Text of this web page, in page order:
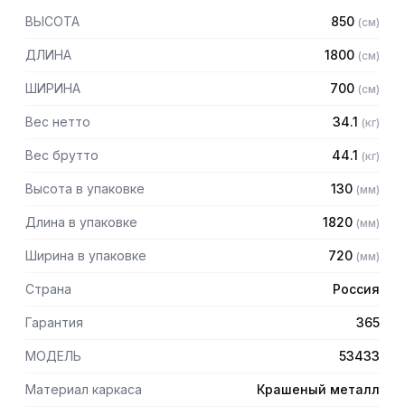
толщиной 0,8 мм
— Каркас разборный из уголка 40х40 толщиной 2 мм,
покрытого порошковой краской серого цвета
— Полка-решетка из крашенного металла толщиной 2 мм
— Стол поставляется в разобранном виде
ВЫСОТА 850 (см)
ДЛИНА 1800 (см)
ШИРИНА 700 (см)
Вес нетто 34.1 (кг)
Вес брутто 44.1 (кг)
Высота в упаковке 130 (мм)
Длина в упаковке 1820 (мм)
Ширина в упаковке 720 (мм)
Страна Россия
Гарантия 365
МОДЕЛЬ 53433
Материал каркаса Крашеный металл